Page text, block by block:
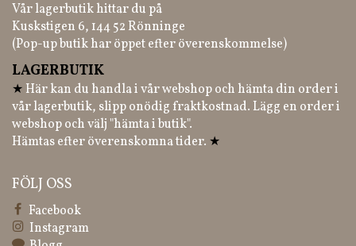
Vår lagerbutik hittar du på
Kuskstigen 6, 144 52 Rönninge
(Pop-up butik har öppet efter överenskommelse)
LAGERBUTIK
★ Här kan du handla i vår webshop och hämta din order i
vår lagerbutik, slipp onödig fraktkostnad. Lägg en order i
webshop och välj "hämta i butik".
Hämtas efter överenskomna tider. ★
FÖLJ OSS
Facebook
Instagram